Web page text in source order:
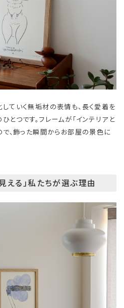
ていく無垢材の表情も、長く愛着を
つです。フレームが「インテリアと
で、飾った瞬間からお部屋の景色に
える」私たちが選ぶ理由